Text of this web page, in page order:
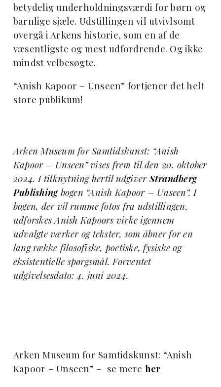
betydelig underholdningsværdi for børn og
barnlige sjæle. Udstillingen vil utvivlsomt
overgå i Arkens historie, som en af de
væsentligste og mest udfordrende. Og ikke
mindst velbesøgte.
“Anish Kapoor – Unseen” fortjener det helt
store publikum!
Arken Museum for Samtidskunst: “Anish
Kapoor – Unseen” vises frem til den 20. oktober
2024. I tilknytning hertil udgiver Strandberg
Publishingbogen “Anish Kapoor – Unseen”. I
bogen, der vil rumme fotos fra udstillingen,
udforskes Anish Kapoors virke igennem
udvalgte værker og tekster, som åbner for en
lang række filosofiske, poetiske, fysiske og
eksistentielle spørgsmål. Forventet
udgivelsesdato: 4. juni 2024.
Arken Museum for Samtidskunst: “Anish
Kapoor – Unseen” – se mere her